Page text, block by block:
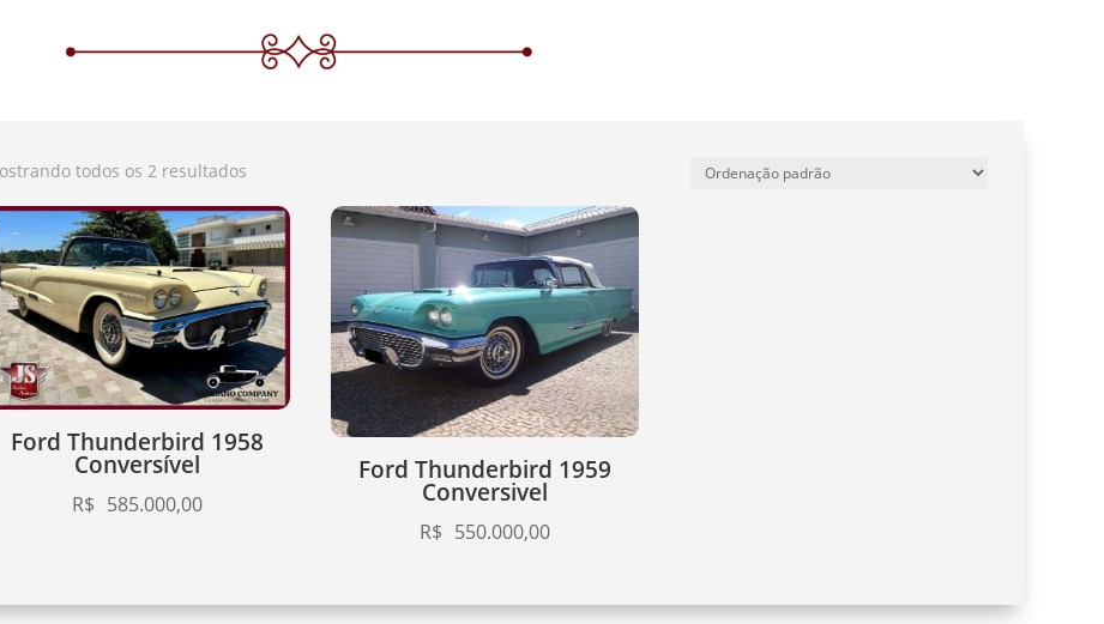
todos os 2 resultados
Ford Thunderbird 1958
Conversível
R$ 585.000,00
Ford Thunderbird 1959
Conversivel
R$ 550.000,00